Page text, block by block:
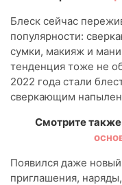
Блеск сейчас
популярности:
сумки, макияж и
тенденция тоже не
2022 года стали
сверкающим
Смотрите
Появился даже
приглашения,